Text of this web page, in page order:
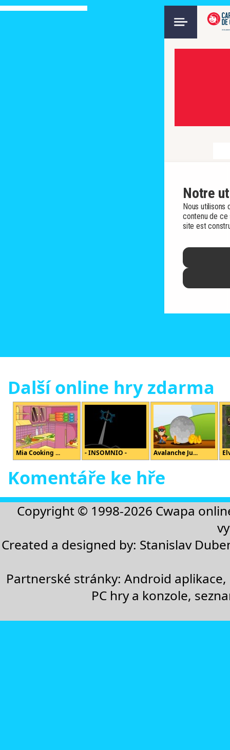
Další online hry zdarma
Mia Cooking ... - INSOMNIO - Avalanche Ju...
Komentáře ke hře
Copyright © 1998-2026 Cwapa
Created a designed by: Stanislav
Partnerské stránky:Android aplikace,
PC hry a konzole,